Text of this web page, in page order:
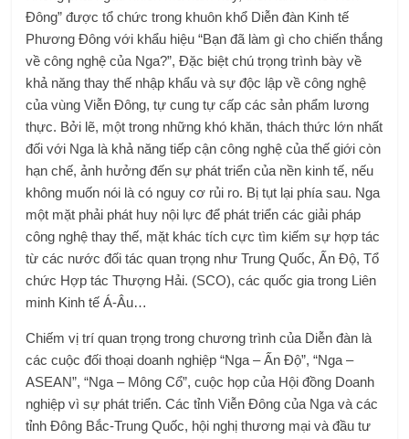
Đông” được tổ chức trong khuôn khổ Diễn đàn Kinh tế
Phương Đông với khẩu hiệu “Bạn đã làm gì cho chiến thắng
về công nghệ của Nga?”, Đặc biệt chú trọng trình bày về
khả năng thay thế nhập khẩu và sự độc lập về công nghệ
của vùng Viễn Đông, tự cung tự cấp các sản phẩm lương
thực. Bởi lẽ, một trong những khó khăn, thách thức lớn nhất
đối với Nga là khả năng tiếp cận công nghệ của thế giới còn
hạn chế, ảnh hưởng đến sự phát triển của nền kinh tế, nếu
không muốn nói là có nguy cơ rủi ro. Bị tụt lại phía sau. Nga
một mặt phải phát huy nội lực để phát triển các giải pháp
công nghệ thay thế, mặt khác tích cực tìm kiếm sự hợp tác
từ các nước đối tác quan trọng như Trung Quốc, Ấn Độ, Tổ
chức Hợp tác Thượng Hải. (SCO), các quốc gia trong Liên
minh Kinh tế Á-Âu…
Chiếm vị trí quan trọng trong chương trình của Diễn đàn là
các cuộc đối thoại doanh nghiệp “Nga – Ấn Độ”, “Nga –
ASEAN”, “Nga – Mông Cổ”, cuộc họp của Hội đồng Doanh
nghiệp vì sự phát triển. Các tỉnh Viễn Đông của Nga và các
tỉnh Đông Bắc-Trung Quốc, hội nghị thương mại và đầu tư